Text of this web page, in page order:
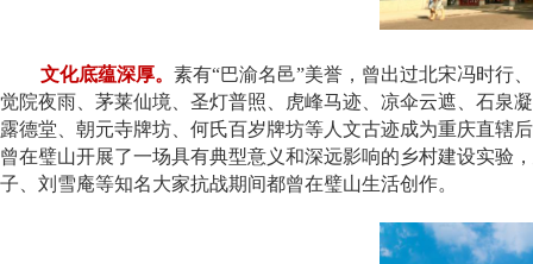
文化底蕴深厚。素有“巴渝名邑”美誉，曾出过北宋冯时行
觉院夜雨、茅莱仙境、圣灯普照、虎峰马迹、凉伞云遮、石泉
露德堂、朝元寺牌坊、何氏百岁牌坊等人文古迹成为重庆直辖
曾在璧山开展了一场具有典型意义和深远影响的乡村建设实验
子、刘雪庵等知名大家抗战期间都曾在璧山生活创作。